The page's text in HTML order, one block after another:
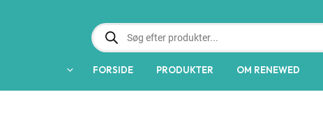
PRODUCTS
SEARCH
FORSIDE PRODUKTER OM RENEWED